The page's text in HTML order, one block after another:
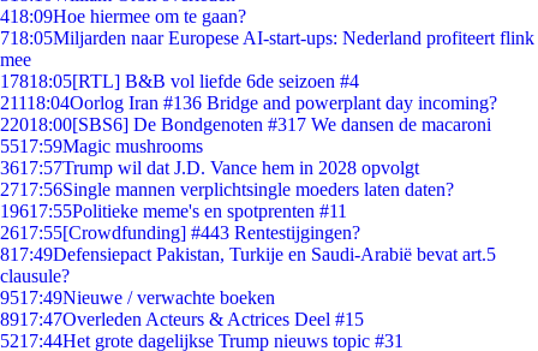
418:09Hoe hiermee om te gaan?
718:05Miljarden naar Europese AI-start-ups: Nederland profiteert flink
mee
17818:05[RTL] B&B vol liefde 6de seizoen #4
21118:04Oorlog Iran #136 Bridge and powerplant day incoming?
22018:00[SBS6] De Bondgenoten #317 We dansen de macaroni
5517:59Magic mushrooms
3617:57Trump wil dat J.D. Vance hem in 2028 opvolgt
2717:56Single mannen verplichtsingle moeders laten daten?
19617:55Politieke meme's en spotprenten #11
2617:55[Crowdfunding] #443 Rentestijgingen?
817:49Defensiepact Pakistan, Turkije en Saudi-Arabië bevat art.5
clausule?
9517:49Nieuwe / verwachte boeken
8917:47Overleden Acteurs & Actrices Deel #15
5217:44Het grote dagelijkse Trump nieuws topic #31